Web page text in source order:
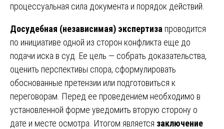
процессуальная сила документа и порядок действий.
Досудебная (независимая) экспертиза проводится
по инициативе одной из сторон конфликта еще до
подачи иска в суд. Ее цель — собрать доказательства,
оценить перспективы спора, сформулировать
обоснованные претензии или подготовиться к
переговорам. Перед ее проведением необходимо в
установленной форме уведомить вторую сторону о
дате и месте осмотра. Итогом является заключение